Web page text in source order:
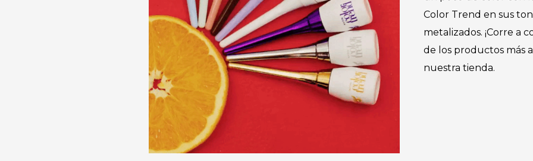
Color Trend en sus
metalizados. ¡Corre a
de los productos más
nuestra tienda.